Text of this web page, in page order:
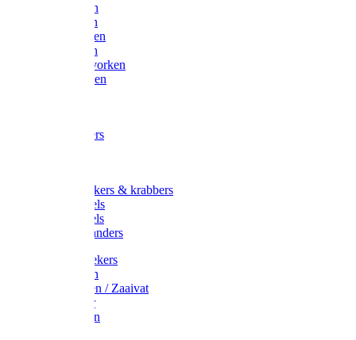
Hooivorken
Mestvorken
Bietenvorken
Maisvorken
Aardappelvorken
Vijgenvorken
Tuinkrabbers
Onkruidstekers & krabbers
Hartschoffels
Ruitschoffels
Onkruidbranders
Graskantstekers
Verticuteren
Strooiwagen / Zaaivat
Grasmaaier
Grasscharen